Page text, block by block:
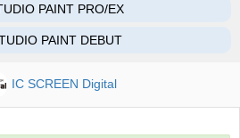
PAINT PRO/EX
PAINT DEBUT
IC SCREEN Digital